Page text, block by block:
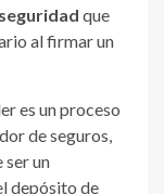
que
al firmar un
es un proceso
de seguros,
ser un
depósito de